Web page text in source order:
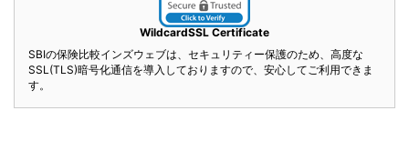
WildcardSSL Certificate
SBIの保険比較インズウェブは、セキュリティー保護のため、高度な
SSL(TLS)暗号化通信を導入しておりますので、安心してご利用できま
す。